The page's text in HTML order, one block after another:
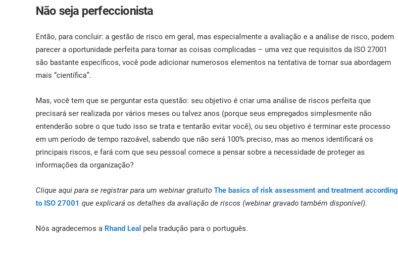
Não seja perfeccionista
Então, para concluir: a gestão de risco em geral, mas especialmente a avaliação e a análise de risco, podem
parecer a oportunidade perfeita para tornar as coisas complicadas – uma vez que requisitos da ISO 27001
são bastante específicos, você pode adicionar numerosos elementos na tentativa de tornar sua abordagem
mais “científica”.
Mas, você tem que se perguntar esta questão: seu objetivo é criar uma análise de riscos perfeita que
precisará ser realizada por vários meses ou talvez anos (porque seus empregados simplesmente não
entenderão sobre o que tudo isso se trata e tentarão evitar você), ou seu objetivo é terminar este processo
em um período de tempo razoável, sabendo que não será 100% preciso, mas ao menos identificará os
principais riscos, e fará com que seu pessoal comece a pensar sobre a necessidade de proteger as
informações da organização?
Clique aqui para se registrar para um webinar gratuito The basics of risk assessment and treatment according
to ISO 27001 que explicará os detalhes da avaliação de riscos (webinar gravado também disponível).
Nós agradecemos a Rhand Leal pela tradução para o português.